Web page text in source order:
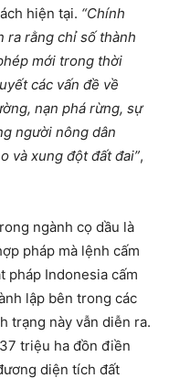
hiện tại. “Chính
ra rằng chỉ số thành
mới trong thời
các vấn đề về
nạn phá rừng, sự
người nông dân
và xung đột đất đai”,
ngành cọ dầu là
pháp mà lệnh cấm
pháp Indonesia cấm
lập bên trong các
trạng này vẫn diễn ra.
triệu ha đồn điền
diện tích đất